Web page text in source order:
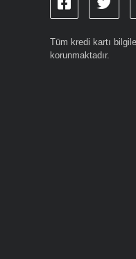
Tüm kredi kartı
korunmaktadır.